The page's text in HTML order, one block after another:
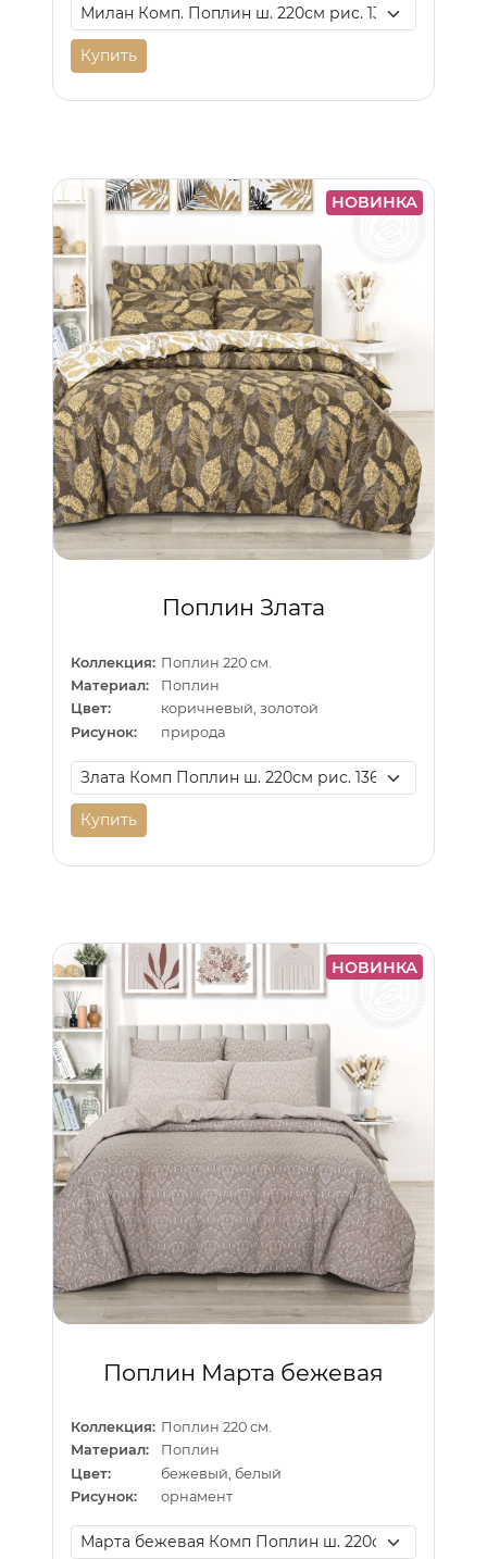
Купить
НОВИНКА
Поплин Злата
Коллекция: Поплин 220 см.
Материал:
Поплин
Цвет:
коричневый, золотой
Рисунок:
природа
Купить
НОВИНКА
Поплин Марта бежевая
Коллекция: Поплин 220 см.
Материал:
Поплин
Цвет:
бежевый, белый
Рисунок:
орнамент